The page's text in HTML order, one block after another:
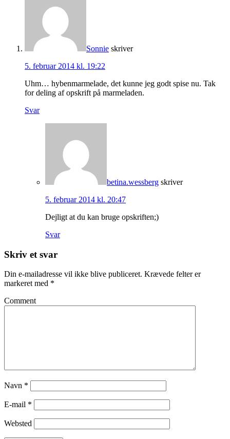
Sonnie skriver
5. februar 2014 kl. 19:22
Uhm… hybenmarmelade, det kunne jeg godt spise nu. Tak
for deling af opskrift på marmeladen.
Svar
betina.wessberg skriver
5. februar 2014 kl. 20:47
Dejligt at du kan bruge opskriften;)
Svar
Skriv et svar
Din e-mailadresse vil ikke blive publiceret. Krævede felter er
markeret med *
Comment
Navn *
E-mail *
Websted